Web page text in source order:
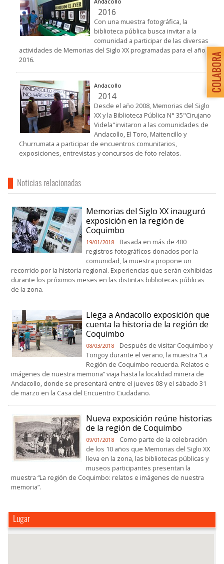
2016
Con una muestra fotográfica, la
biblioteca pública busca invitar a la
comunidad a participar de las diversas
actividades de Memorias del Siglo XX programadas para el año
2016.
Andacollo
2014
Desde el año 2008, Memorias del Siglo
XX y la Biblioteca Pública N° 35"Cirujano
Videla"invitaron a las comunidades de
Andacollo, El Toro, Maitencillo y
Churrumata a participar de encuentros comunitarios,
exposiciones, entrevistas y concursos de foto relatos.
Noticias relacionadas
Memorias del Siglo XX inauguró
exposición en la región de
Coquimbo
19/01/2018
Basada en más de 400
registros fotográficos donados por la
comunidad, la muestra propone un
recorrido por la historia regional. Experiencias que serán exhibidas
durante los próximos meses en las distintas bibliotecas públicas
de la zona.
Llega a Andacollo exposición que
cuenta la historia de la región de
Coquimbo
08/03/2018
Después de visitar Coquimbo y
Tongoy durante el verano, la muestra “La
Región de Coquimbo recuerda. Relatos e
imágenes de nuestra memoria” viaja hasta la localidad minera de
Andacollo, donde se presentará entre el jueves 08 y el sábado 31
de marzo en la Casa del Encuentro Ciudadano.
Nueva exposición reúne historias
de la región de Coquimbo
09/01/2018
Como parte de la celebración
de los 10 años que Memorias del Siglo XX
lleva en la zona, las bibliotecas públicas y
museos participantes presentan la
muestra “La región de Coquimbo: relatos e imágenes de nuestra
memoria”.
Lugar